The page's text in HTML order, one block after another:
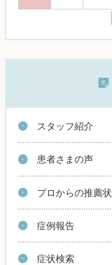
スタッフ紹介
患者さまの声
プロからの推薦状
症例報告
症状検索